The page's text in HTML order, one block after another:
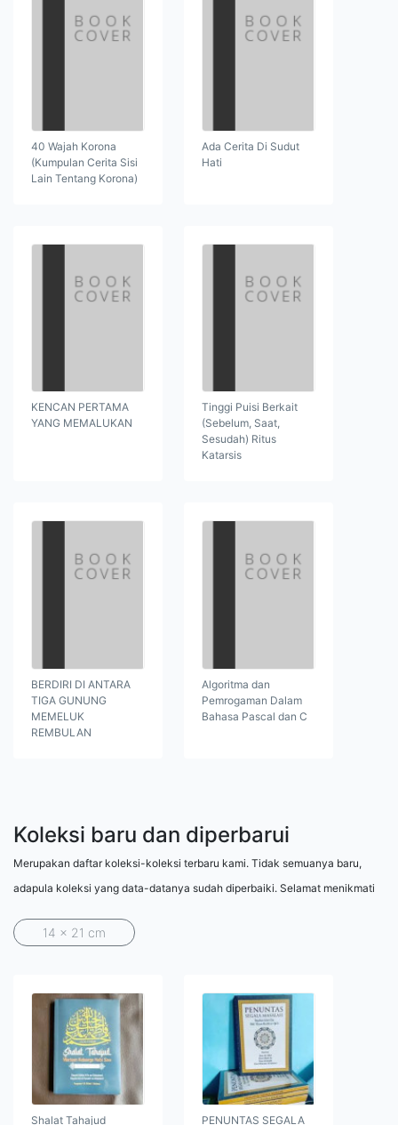
40 Wajah Korona
(Kumpulan Cerita Sisi
Lain Tentang Korona)
Ada Cerita Di Sudut
Hati
KENCAN PERTAMA
YANG MEMALUKAN
Tinggi Puisi Berkait
(Sebelum, Saat,
Sesudah) Ritus
Katarsis
BERDIRI DI ANTARA
TIGA GUNUNG
MEMELUK
REMBULAN
Algoritma dan
Pemrogaman Dalam
Bahasa Pascal dan C
Koleksi baru dan diperbarui
Merupakan daftar koleksi-koleksi terbaru kami. Tidak semuanya baru,
adapula koleksi yang data-datanya sudah diperbaiki. Selamat menikmati
14 x 21 cm
Shalat Tahajud PENUNTAS SEGALA